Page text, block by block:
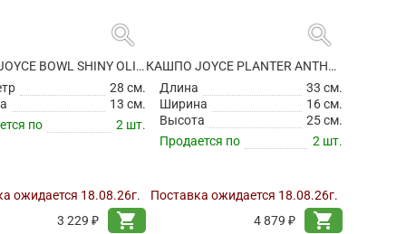
search
КАШПО JOYCE BOWL SHINY OLIVE
28 см.
13 см.
по
2 шт.
ожидается 18.08.26г.
3 229 ₽
shopping_cart
search
КАШПО JOYCE PLANTER ANTHRACITE
Длина
33 см.
Ширина
16 см.
Высота
25 см.
Продается по
2 шт.
Поставка ожидается 18.08.26г.
4 879 ₽
shopping_cart